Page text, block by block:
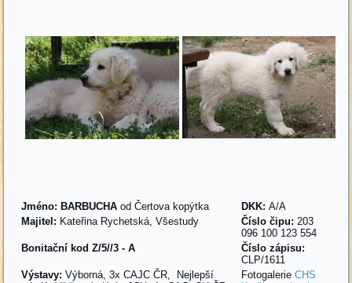
Jméno: BARBUCHA od Čertova kopýtka DKK:A/A
Majitel: Kateřina Rychetská, Všestudy Číslo čipu: 203
096 100 123 554
Bonitační kod Z/5//3 - A
Číslo zápisu:
CLP/1611
Výstavy: Výborná, 3x CAJC ČR, Nejlepší
FotogalerieCHS